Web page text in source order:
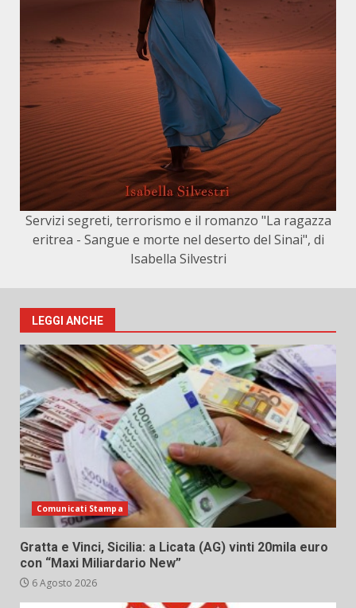
Servizi segreti, terrorismo e il romanzo "La ragazza
eritrea - Sangue e morte nel deserto del Sinai", di
Isabella Silvestri
LEGGI ANCHE
Comunicati Stampa
Gratta e Vinci, Sicilia: a Licata (AG) vinti 20mila euro
con “Maxi Miliardario New”
6 Agosto 2026